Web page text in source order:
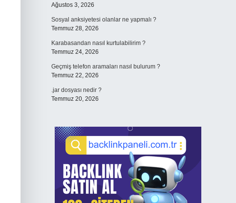
Ağustos 3, 2026
Sosyal anksiyetesi olanlar ne yapmalı ?
Temmuz 28, 2026
Karabasandan nasıl kurtulabilirim ?
Temmuz 24, 2026
Geçmiş telefon aramaları nasıl bulurum ?
Temmuz 22, 2026
.jar dosyası nedir ?
Temmuz 20, 2026